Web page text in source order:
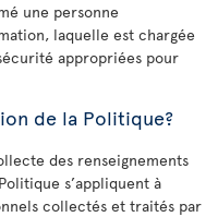
une personne
laquelle est chargée
appropriées pour
de la Politique?
des renseignements
s’appliquent à
collectés et traités par